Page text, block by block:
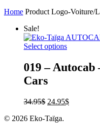
Home Product Logo-Voiture/
Sale!
Select options
019 –
Cars
34.95$ 24.95$
© 2026 Eko-Taïga.